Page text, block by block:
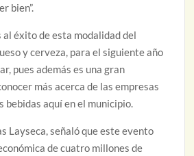
bien”.
éxito de esta modalidad del
y cerveza, para el siguiente año
pues además es una gran
más acerca de las empresas
bebidas aquí en el municipio.
Layseca, señaló que este evento
de cuatro millones de